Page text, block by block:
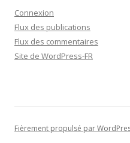
Connexion
Flux des publications
Flux des commentaires
Site de WordPress-FR
Fièrement propulsé par